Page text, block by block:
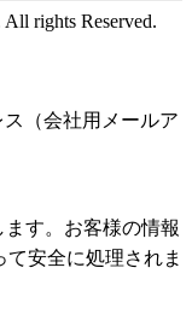
All rights Reserved.
ス（会社用メールア
ます。お客様の情報
安全に処理されま